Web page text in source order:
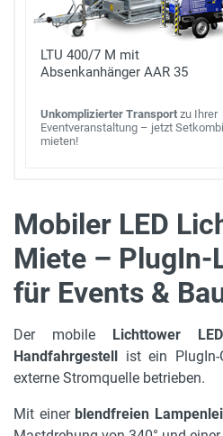
LTU 400/7 M mit
Absenkanhänger AAR 35
Unkomplizierter Transport zu Ihrer
Eventveranstaltung – jetzt Setkombi
mieten!
Leergewicht
6.3 m
Gerätehöhe in m
360°
Starten
Aufstellen
Einsatz auf
Mobiler LED
Miete –
für Events &
Der mobile
Lichttower
Handfahrgestell
ist ein
externe Stromquelle betrieben.
Mit einer blendfreien